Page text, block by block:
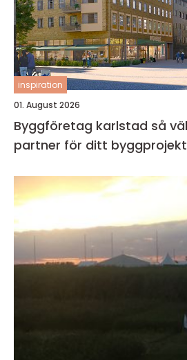
inspiration
01. August 2026
Byggföretag karlstad så väljer du rätt
partner för ditt byggprojekt